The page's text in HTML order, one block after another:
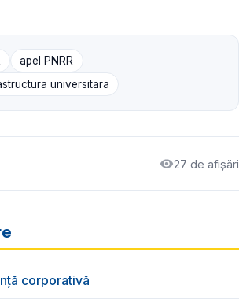
apel PNRR
universitara
27 de afișări
corporativă